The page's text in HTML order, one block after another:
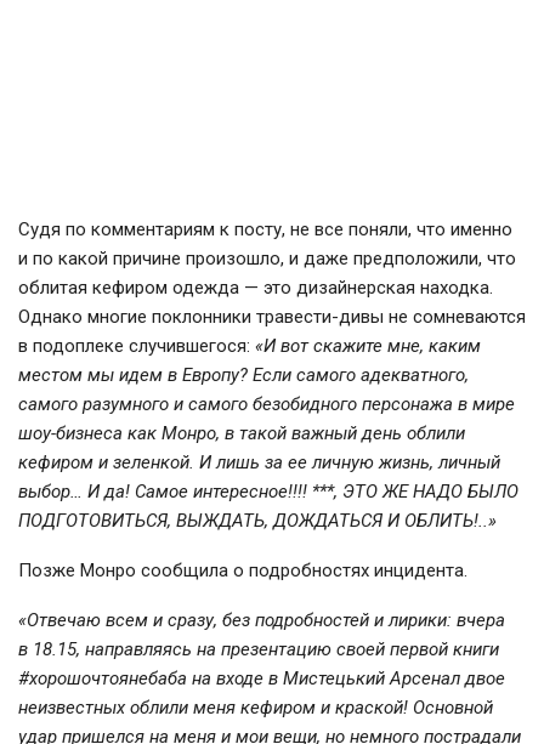
Судя по комментариям к посту, не все поняли, что именно
и по какой причине произошло, и даже предположили, что
облитая кефиром одежда — это дизайнерская находка.
Однако многие поклонники травести-дивы не сомневаются
в подоплеке случившегося: «И вот скажите мне, каким
местом мы идем в Европу? Если самого адекватного,
самого разумного и самого безобидного персонажа в мире
шоу-бизнеса как Монро, в такой важный день облили
кефиром и зеленкой. И лишь за ее личную жизнь, личный
выбор… И да! Самое интересное!!!! ***, ЭТО ЖЕ НАДО БЫЛО
ПОДГОТОВИТЬСЯ, ВЫЖДАТЬ, ДОЖДАТЬСЯ И ОБЛИТЬ!..»
Позже Монро сообщила о подробностях инцидента.
«Отвечаю всем и сразу, без подробностей и лирики: вчера
в 18.15, направляясь на презентацию своей первой книги
#хорошочтоянебаба на входе в Мистецький Арсенал двое
неизвестных облили меня кефиром и краской! Основной
удар пришелся на меня и мои вещи, но немного пострадали